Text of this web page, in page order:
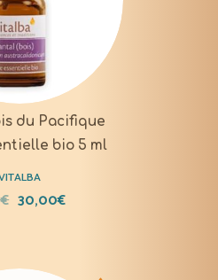
du Pacifique
bio 5 ml
€ 30,00€